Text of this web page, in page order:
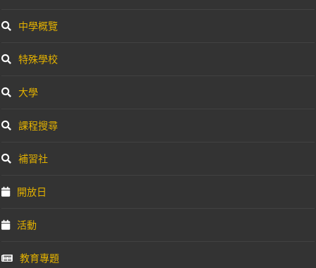
中學概覽
特殊學校
大學
課程搜尋
補習社
開放日
活動
教育專題